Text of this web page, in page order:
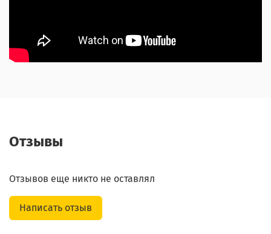
Отзывы
Отзывов еще никто не оставлял
Написать отзыв